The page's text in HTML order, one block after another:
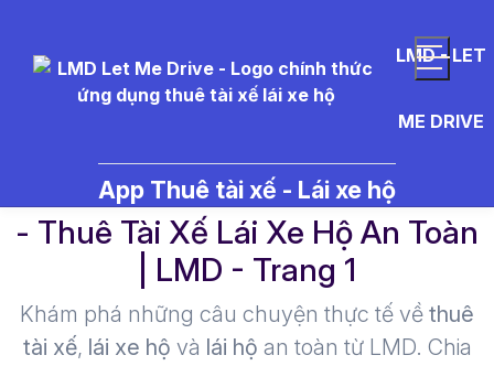
LMD - LET
ME DRIVE
App Thuê tài xế - Lái xe hộ
- Thuê Tài Xế Lái Xe Hộ An Toàn
| LMD - Trang 1​
Khám phá những câu chuyện thực tế về thuê
tài xế, lái xe hộ và lái hộ an toàn từ LMD. Chia